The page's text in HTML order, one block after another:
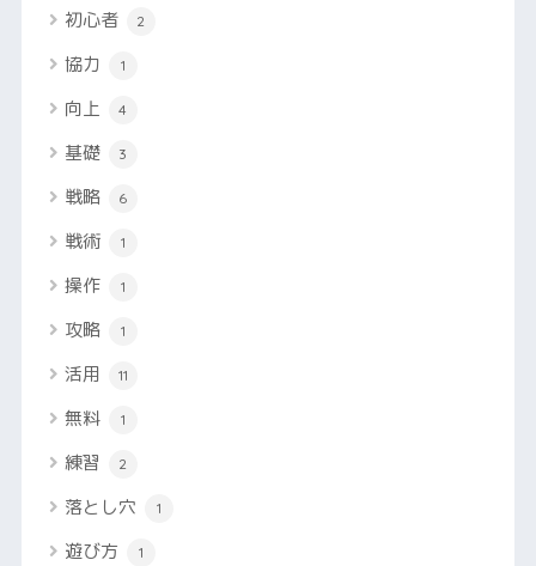
初心者 2
協力 1
向上 4
基礎 3
戦略 6
戦術 1
操作 1
攻略 1
活用 11
無料 1
練習 2
落とし穴 1
遊び方 1